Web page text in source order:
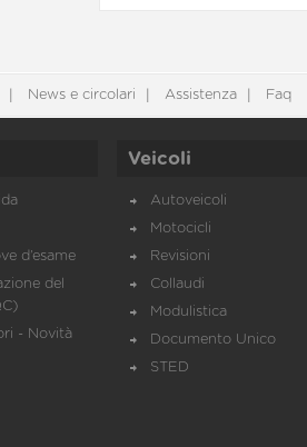
News e circolari Assistenza Faq
d’esame
del
- Novità
Veicoli
Autoveicoli
Motocicli
Revisioni
Collaudi
Modulistica
Documento Unico
STED